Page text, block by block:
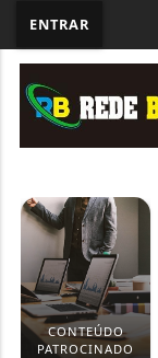
ENTRAR
CONTEÚDO
PATROCINADO